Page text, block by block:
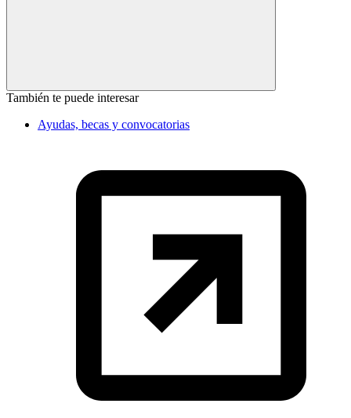
También te puede interesar
Ayudas, becas y convocatorias